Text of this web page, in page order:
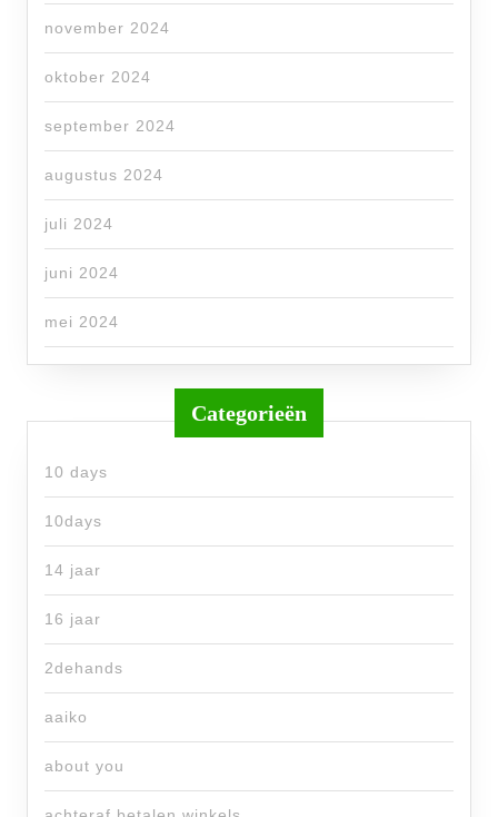
november 2024
oktober 2024
september 2024
augustus 2024
juli 2024
juni 2024
mei 2024
Categorieën
10 days
10days
14 jaar
16 jaar
2dehands
aaiko
about you